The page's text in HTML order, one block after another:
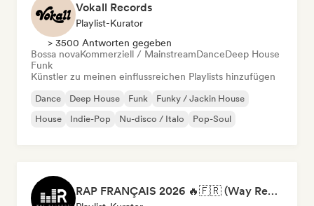
Vokall Records
Playlist-Kurator
> 3500 Antworten gegeben
Bossa novaKommerziell / MainstreamDanceDeep House
Funk
Künstler zu meinen einflussreichen Playlists hinzufügen
Dance Deep House Funk
Funky / Jackin House
House
Indie-Pop Nu-disco / Italo Pop-Soul
RAP FRANÇAIS 2026 🔥🇫🇷 (Way Records)